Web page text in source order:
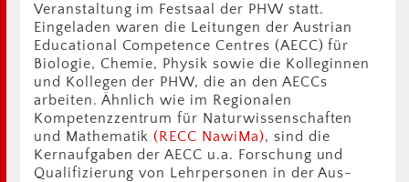
Veranstaltung im Festsaal der PHW statt.
Eingeladen waren die Leitungen der Austrian
Educational Competence Centres (AECC) für
Biologie, Chemie, Physik sowie die Kolleginnen
und Kollegen der PHW, die an den AECCs
arbeiten. Ähnlich wie im Regionalen
Kompetenzzentrum für Naturwissenschaften
und Mathematik (RECC NawiMa), sind die
Kernaufgaben der AECC u.a. Forschung und
Qualifizierung von Lehrpersonen in der Aus-